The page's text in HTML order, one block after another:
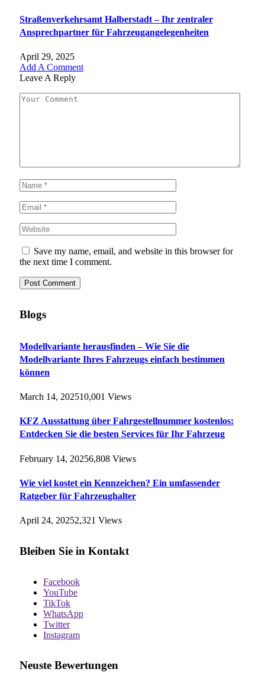
Straßenverkehrsamt Halberstadt – Ihr zentraler
Ansprechpartner für Fahrzeugangelegenheiten​
April 29, 2025
Add A Comment
Leave A Reply
Save my name, email, and website in this browser for
the next time I comment.
Blogs
Modellvariante herausfinden – Wie Sie die
Modellvariante Ihres Fahrzeugs einfach bestimmen
können
March 14, 202510,001 Views
KFZ Ausstattung über Fahrgestellnummer kostenlos:
Entdecken Sie die besten Services für Ihr Fahrzeug
February 14, 20256,808 Views
Wie viel kostet ein Kennzeichen? Ein umfassender
Ratgeber für Fahrzeughalter
April 24, 20252,321 Views
Bleiben Sie in Kontakt
Facebook
YouTube
TikTok
WhatsApp
Twitter
Instagram
Neuste Bewertungen